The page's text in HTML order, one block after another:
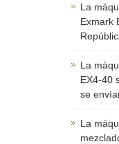
La
Exmark
La
EX4-40
se
La